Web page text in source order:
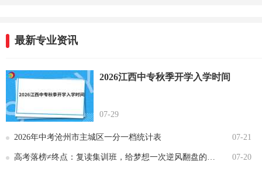
最新专业资讯
2026江西中专秋季开学入学时间
07-29
2026年中考沧州市主城区一分一档统计表 07-21
高考落榜≠终点：复读集训班，给梦想一次逆风翻盘的机会 07-20